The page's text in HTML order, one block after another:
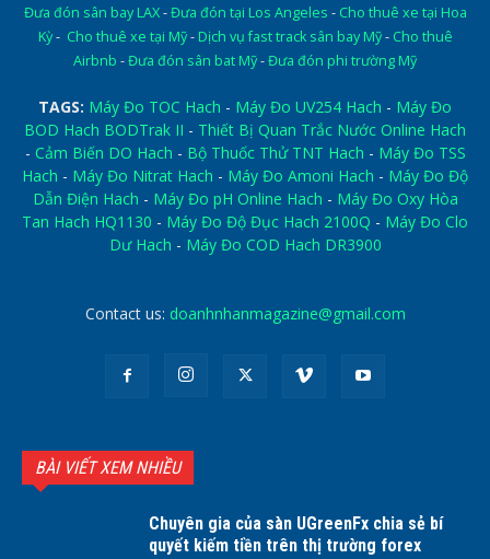
Đưa đón sân bay LAX-Đưa đón tại Los Angeles - Cho thuê xe tại Hoa
Kỳ- Cho thuê xe tại Mỹ- Dịch vụ fast track sân bay Mỹ- Cho thuê
Airbnb -Đưa đón sân bat Mỹ-Đưa đón phi trường Mỹ
TAGS: Máy Đo TOC Hach - Máy Đo UV254 Hach - Máy Đo
BOD Hach BODTrak II - Thiết Bị Quan Trắc Nước Online Hach
- Cảm Biến DO Hach - Bộ Thuốc Thử TNT Hach - Máy Đo TSS
Hach - Máy Đo Nitrat Hach - Máy Đo Amoni Hach - Máy Đo Độ
Dẫn Điện Hach - Máy Đo pH Online Hach - Máy Đo Oxy Hòa
Tan Hach HQ1130 - Máy Đo Độ Đục Hach 2100Q - Máy Đo Clo
Dư Hach - Máy Đo COD Hach DR3900
Contact us: doanhnhanmagazine@gmail.com
BÀI VIẾT XEM NHIỀU
Chuyên gia của sàn UGreenFx chia sẻ bí
quyết kiếm tiền trên thị trường forex